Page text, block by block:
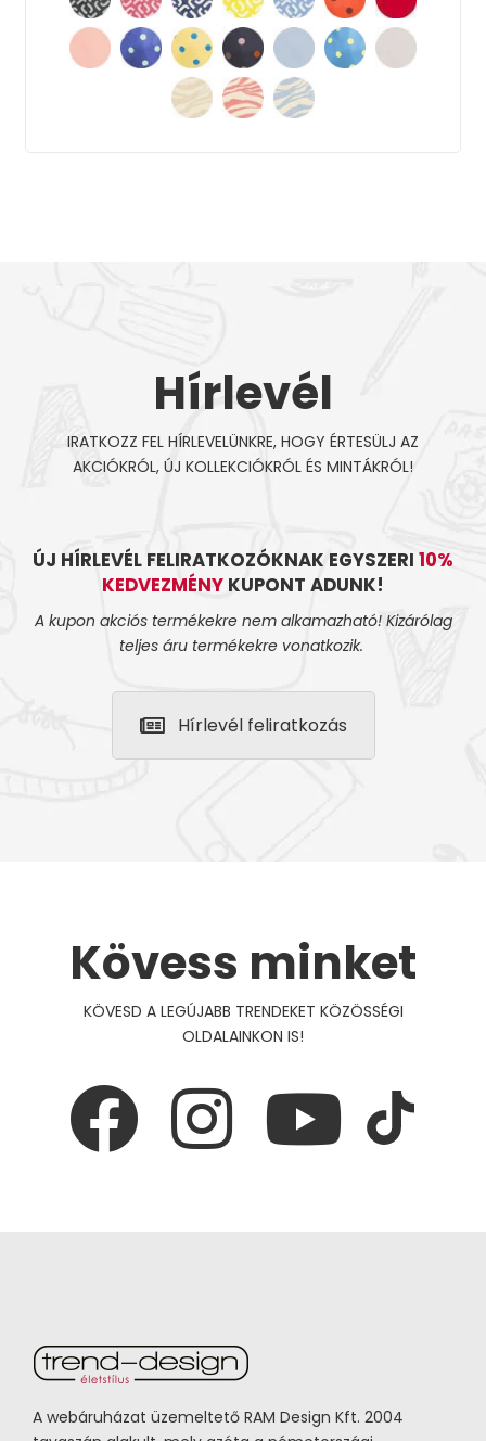
Hírlevél
IRATKOZZ FEL HÍRLEVELÜNKRE, HOGY ÉRTESÜLJ AZ
AKCIÓKRÓL, ÚJ KOLLEKCIÓKRÓL ÉS MINTÁKRÓL!
ÚJ HÍRLEVÉL FELIRATKOZÓKNAK EGYSZERI 10%
KEDVEZMÉNY KUPONT ADUNK!
A kupon akciós termékekre nem alkamazható! Kizárólag
teljes áru termékekre vonatkozik.
Hírlevél feliratkozás
Kövess minket
KÖVESD A LEGÚJABB TRENDEKET KÖZÖSSÉGI
OLDALAINKON IS!
A webáruházat üzemeltető RAM Design Kft. 2004